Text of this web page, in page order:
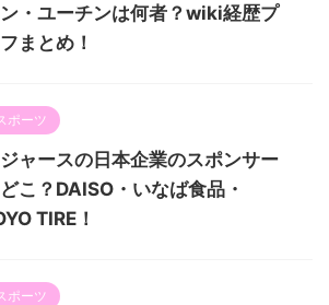
ン・ユーチンは何者？wiki経歴プ
まとめ！
ポーツ
ジャースの日本企業のスポンサー
こ？DAISO・いなば食品・
TIRE！
ポーツ